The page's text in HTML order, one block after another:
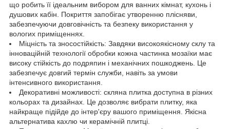
що робить її ідеальним вибором для ванних кімнат, кухонь і
душових кабін. Покриття запобігає утворенню плісняви,
забезпечуючи довговічність та безпеку використання у
вологих приміщеннях.
Міцність та зносостійкість: Завдяки високоякісному склу та
інноваційній технології обробки кожна частинка мозаїки має
високу стійкість до подряпин і механічних пошкоджень. Це
забезпечує довгий термін служби, навіть за умови
інтенсивного використання.
Декоративні можливості: скляна плитка доступна в різних
кольорах та дизайнах. Це дозволяє вибрати плитку, яка
найкраще підійде до інтер'єру вашого приміщення. Якісна
альтернатива кахлю чи керамічній плитці.